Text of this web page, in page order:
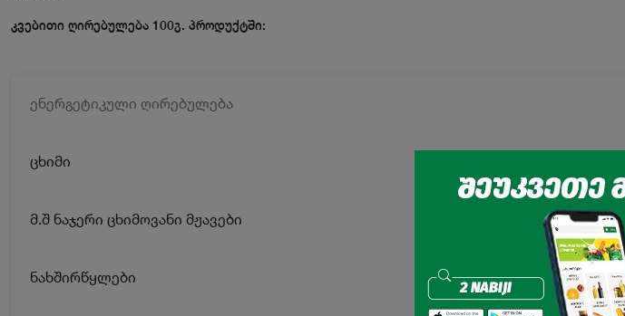
კვებითი ღირებულება 100გ. პროდუქტში:
ენერგეტიკული ღირებულება
ცხიმი
მ.შ ნაჯერი ცხიმოვანი მჟავები
ნახშირწყლები